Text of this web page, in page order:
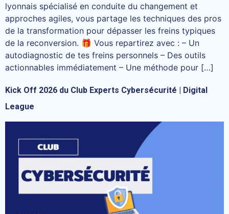
lyonnais spécialisé en conduite du changement et
approches agiles, vous partage les techniques des pros
de la transformation pour dépasser les freins typiques
de la reconversion. 🎁 Vous repartirez avec : – Un
autodiagnostic de tes freins personnels – Des outils
actionnables immédiatement – Une méthode pour […]
Kick Off 2026 du Club Experts Cybersécurité | Digital
League